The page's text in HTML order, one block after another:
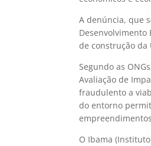
A denúncia, que
Desenvolvimento
de construção da
Segundo as
Avaliação de
fraudulento a
do entorno
O Ibama